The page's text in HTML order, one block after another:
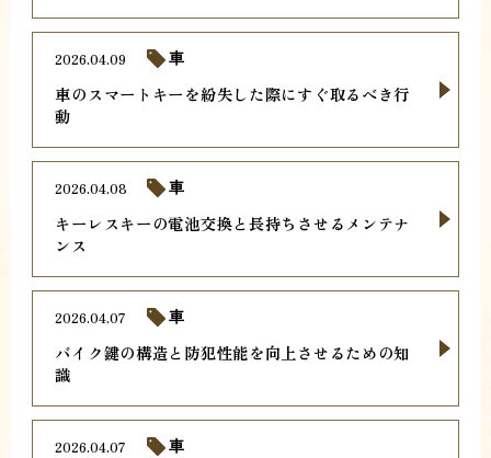
車のスマートキーを紛失した際にすぐ取るべき行
動
2026.04.09 車
キーレスキーの電池交換と長持ちさせるメンテナ
ンス
2026.04.08 車
バイク鍵の構造と防犯性能を向上させるための知
識
2026.04.07 車
2026.04.07 車